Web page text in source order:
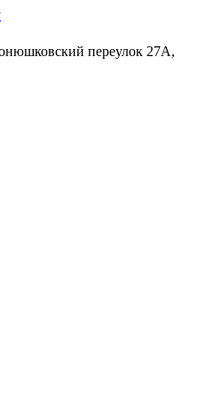
переулок 27А,